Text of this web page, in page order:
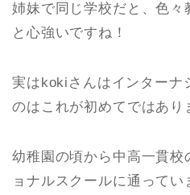
姉妹で同じ学校だと、色
と心強いですね！
実はkokiさんはインターナ
のはこれが初めてではあり
幼稚園の頃から中高一貫校
ョナルスクールに通ってい